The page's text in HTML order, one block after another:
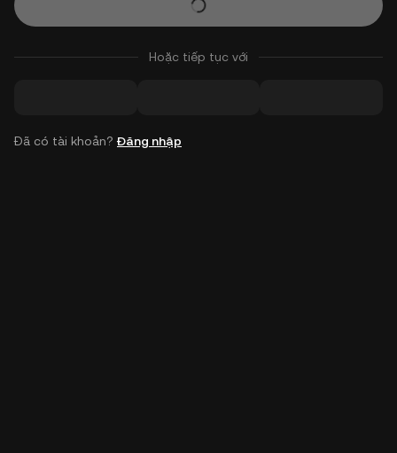
Hoặc tiếp tục với
Đã có tài khoản? Đăng nhập